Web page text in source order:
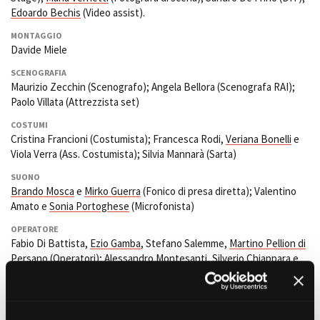
Short Film Fund
PRODUCTION GUIDE
Strutture di servizio
Professionisti
Beginners
FILM DATABASE
BOOK DATABASE
Location - Nuovo utente
Stage - Tirocini - Scuola e
Lavoro
per affidamento lavori in
economia
Edoardo Bechis (Video assist).
MONTAGGIO
Davide Miele
SCENOGRAFIA
Maurizio Zecchin (Scenografo); Angela Bellora (Scenografa RAI);
Paolo Villata (Attrezzista set)
COSTUMI
Cristina Francioni (Costumista); Francesca Rodi, Veriana Bonelli e
Viola Verra (Ass. Costumista); Silvia Mannarà (Sarta)
SUONO
Brando Mosca e Mirko Guerra (Fonico di presa diretta); Valentino
Amato e Sonia Portoghese (Microfonista)
OPERATORE
Fabio Di Battista, Ezio Gamba, Stefano Salemme, Martino Pellion di
Persano(Operatori); Alessandro Montesanti, Silverio Chiappara e
Stefano Capobiancoe Alessio